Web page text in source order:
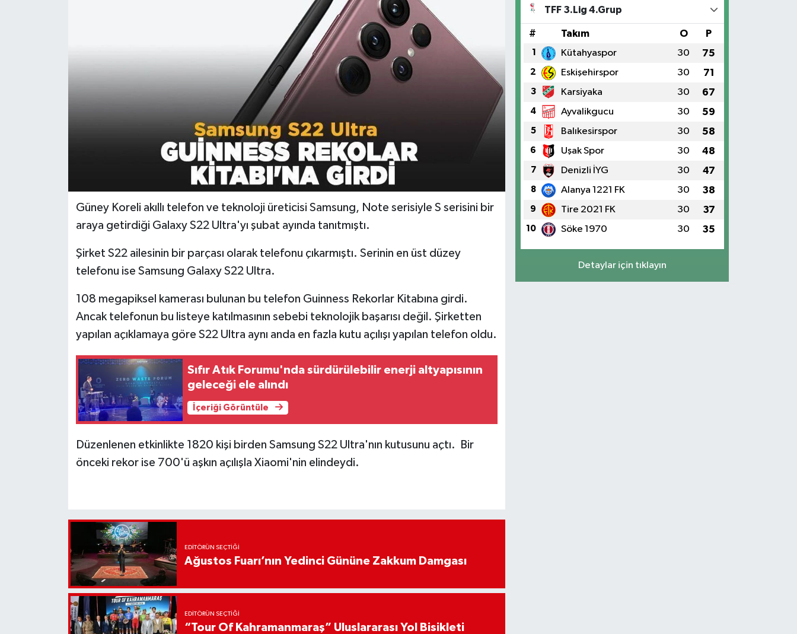
Güney Koreli akıllı telefon ve teknoloji üreticisi Samsung, Note serisiyle S serisini bir
araya getirdiği Galaxy S22 Ultra'yı şubat ayında tanıtmıştı.
Şirket S22 ailesinin bir parçası olarak telefonu çıkarmıştı. Serinin en üst düzey
telefonu ise Samsung Galaxy S22 Ultra.
108 megapiksel kamerası bulunan bu telefon Guinness Rekorlar Kitabına girdi.
Ancak telefonun bu listeye katılmasının sebebi teknolojik başarısı değil. Şirketten
yapılan açıklamaya göre S22 Ultra aynı anda en fazla kutu açılışı yapılan telefon oldu.
Sıfır Atık Forumu'nda sürdürülebilir enerji altyapısının
geleceği ele alındı
İçeriği Görüntüle
Düzenlenen etkinlikte 1820 kişi birden Samsung S22 Ultra'nın kutusunu açtı. Bir
önceki rekor ise 700'ü aşkın açılışla Xiaomi'nin elindeydi.
EDITÖRÜN SEÇTIĞI
Ağustos Fuarı’nın Yedinci Gününe Zakkum Damgası
EDITÖRÜN SEÇTIĞI
“Tour Of Kahramanmaraş” Uluslararası Yol Bisikleti
TFF 3.Lig 4.Grup
# Takım O P
1 Kütahyaspor 30 75
2 Eskişehirspor 30 71
3 Karsiyaka 30 67
4 Ayvalikgucu 30 59
5 Balıkesirspor 30 58
6 Uşak Spor 30 48
7 Denizli İYG 30 47
8 Alanya 1221 FK 30 38
9 Tire 2021 FK 30 37
10 Söke 1970 30 35
Detaylar için tıklayın